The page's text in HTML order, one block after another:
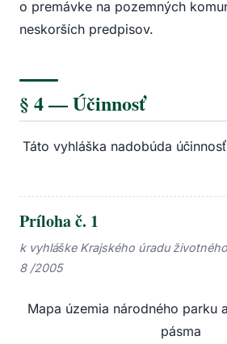
o premávke na pozemných
neskorších predpisov.
§ 4 — Účinnosť
Táto vyhláška nadobúda
Príloha č. 1
k vyhláške Krajského úradu
8 /2005
Mapa územia národného parku
pásma